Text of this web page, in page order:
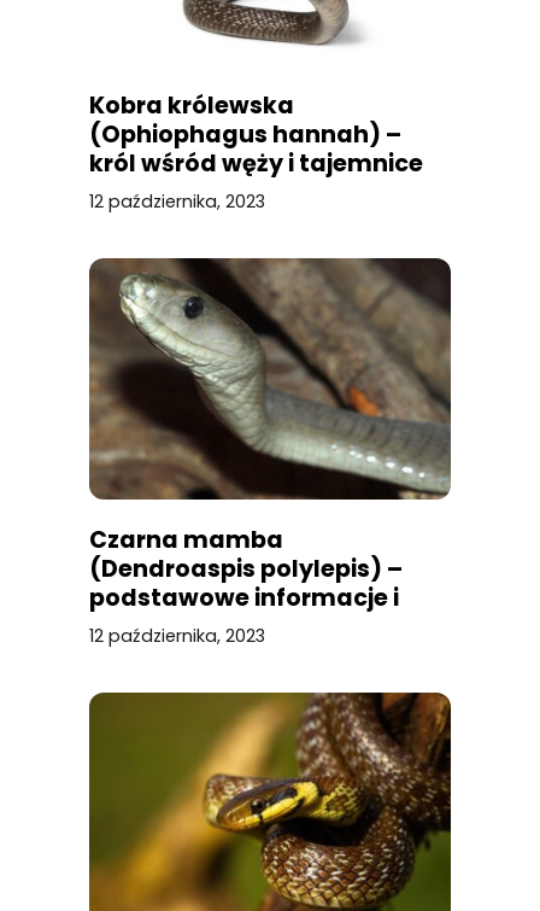
Kobra królewska
(Ophiophagus hannah) –
król wśród węży i tajemnice
jego jadu
12 października, 2023
Czarna mamba
(Dendroaspis polylepis) –
podstawowe informacje i
ciekawostki
12 października, 2023